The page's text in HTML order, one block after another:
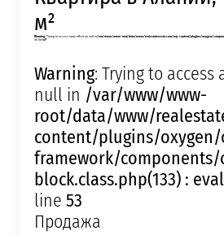
м²
Warning: Trying to access array offset on null in/var/www/www-root/data/www/realestatevesta.com/wp-content/plugins/oxygen/
on line49
Warning: Trying to access
null in /var/www/www-
root/data/www/
content/plugins/
framework/components/
block.class.php(133) :
line53
Продажа